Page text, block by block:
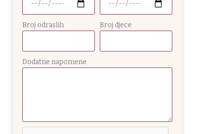
Broj odraslih Broj djece
Dodatne napomene